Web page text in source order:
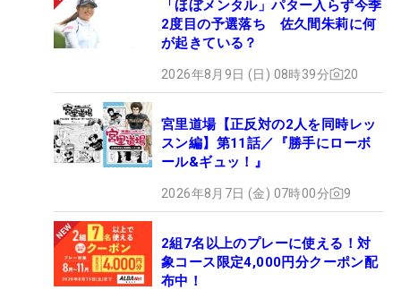
「ほぼメンタル」パター入らず今季
2度目の予選落ち 佐久間朱莉に何
が起きている？
2026年8月9日 (日) 08時39分 20
宮里道場【正反対の2人を同時レッ
スン編】第11話／『勝手にローボ
ール&ギュッ！』
2026年8月7日 (金) 07時00分 9
2組7名以上のプレーに使える！対
象コース限定4,000円分クーポン配
布中！